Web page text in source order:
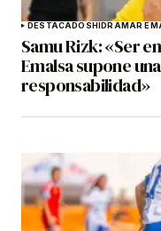
DESTACADOSHIDRAMAR
Samu Rizk: «Ser
Emalsa supone
responsabilidad»